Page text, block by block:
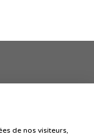
de nos visiteurs,